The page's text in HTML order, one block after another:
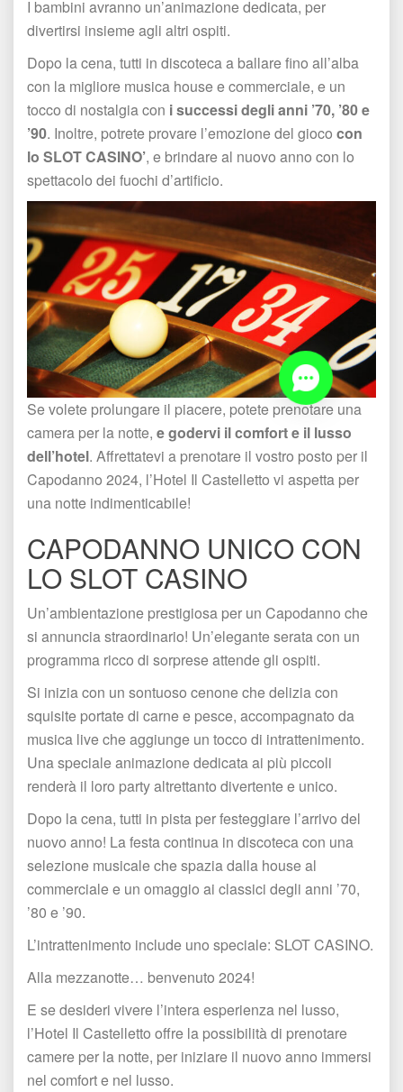
I bambini avranno un’animazione dedicata, per
divertirsi insieme agli altri ospiti.
Dopo la cena, tutti in discoteca a ballare fino all’alba
con la migliore musica house e commerciale, e un
tocco di nostalgia con i successi degli anni ’70, ’80 e
’90. Inoltre, potrete provare l’emozione del gioco con
lo SLOT CASINO’, e brindare al nuovo anno con lo
pettacolo dei fuochi d’artificio.
Se volete prolungare il piacere, potete prenotare una
camera per la notte, e godervi il comfort e il lusso
dell’hotel. Affrettatevi a prenotare il vostro posto per il
Capodanno 2024, l’Hotel Il Castelletto vi aspetta per
una notte indimenticabile!
CAPODANNO UNICO CON
LO SLOT CASINO
Un’ambientazione prestigiosa per un Capodanno che
i annuncia straordinario! Un’elegante serata con un
programma ricco di sorprese attende gli ospiti.
Si inizia con un sontuoso cenone che delizia con
quisite portate di carne e pesce, accompagnato da
musica live che aggiunge un tocco di intrattenimento.
Una speciale animazione dedicata ai più piccoli
renderà il loro party altrettanto divertente e unico.
Dopo la cena, tutti in pista per festeggiare l’arrivo del
nuovo anno! La festa continua in discoteca con una
elezione musicale che spazia dalla house al
commerciale e un omaggio ai classici degli anni ’70,
’80 e ’90.
L’intrattenimento include uno speciale: SLOT CASINO.
Alla mezzanotte… benvenuto 2024!
E se desideri vivere l’intera esperienza nel lusso,
l’Hotel Il Castelletto offre la possibilità di prenotare
camere per la notte, per iniziare il nuovo anno immersi
nel comfort e nel lusso.